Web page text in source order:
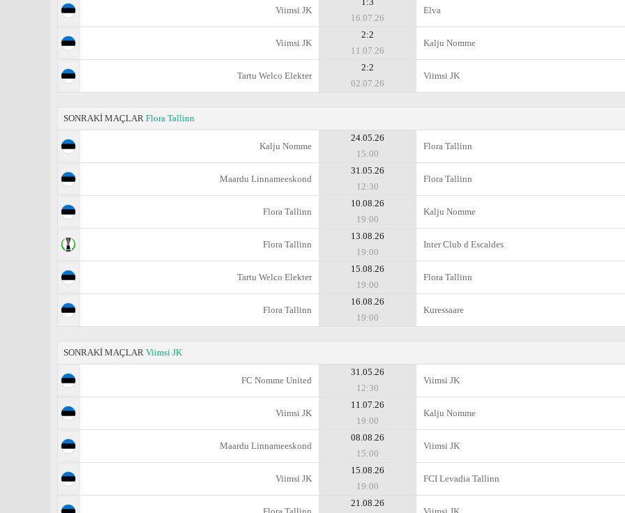
Viimsi JK
16.07.26
Elva
Viimsi JK
2:2
11.07.26
Kalju Nomme
Tartu Welco Elekter
2:2
02.07.26
Viimsi JK
SONRAKİ MAÇLAR Flora Tallinn
Kalju Nomme
24.05.26
15:00
Flora Tallinn
Maardu Linnameeskond
31.05.26
12:30
Flora Tallinn
Flora Tallinn
10.08.26
19:00
Kalju Nomme
Flora Tallinn
13.08.26
19:00
Inter Club d Escaldes
Tartu Welco Elekter
15.08.26
19:00
Flora Tallinn
Flora Tallinn
16.08.26
19:00
Kuressaare
SONRAKİ MAÇLAR Viimsi JK
FC Nomme United
31.05.26
12:30
Viimsi JK
Viimsi JK
11.07.26
19:00
Kalju Nomme
Maardu Linnameeskond
08.08.26
15:00
Viimsi JK
Viimsi JK
15.08.26
19:00
FCI Levadia Tallinn
21.08.26